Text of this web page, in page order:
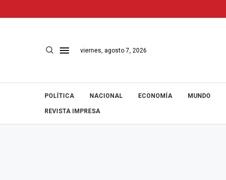
viernes, agosto 7, 2026
POLÍTICA NACIONAL ECONOMÍA MUNDO
REVISTA IMPRESA